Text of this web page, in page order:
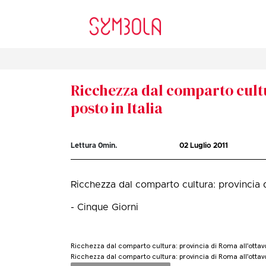
Ricchezza dal comparto
posto in Italia
Lettura0min. 02 Luglio 2011
Ricchezza dal comparto cultura:
- Cinque Giorni
Ricchezza dal comparto cultura: provincia di Roma
Ricchezza dal comparto cultura: provincia di Roma